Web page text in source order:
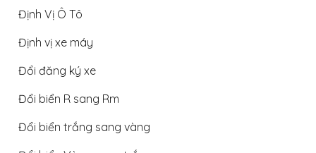
Định Vị Ô Tô
Định vị xe máy
Đổi đăng ký xe
Đổi biển R sang Rm
Đổi biển trắng sang vàng